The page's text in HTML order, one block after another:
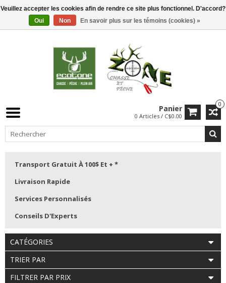
0
Panier
0 Articles / C$0.00
Transport Gratuit À 100$ Et + *
Livraison Rapide
Services Personnalisés
Conseils D'Experts
CATÉGORIES
TRIER PAR
FILTRER PAR PRIX
Veuillez accepter les cookies afin de rendre ce site plus fonctionnel. D'accord?
Oui
Non En savoir plus sur les témoins (cookies) »